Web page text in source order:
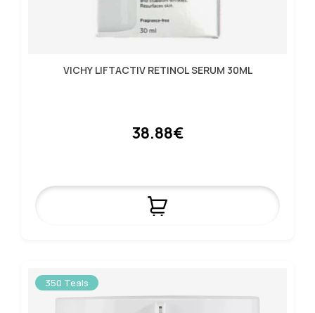
VICHY LIFTACTIV RETINOL SERUM 30ML
38.88€
350 Teals